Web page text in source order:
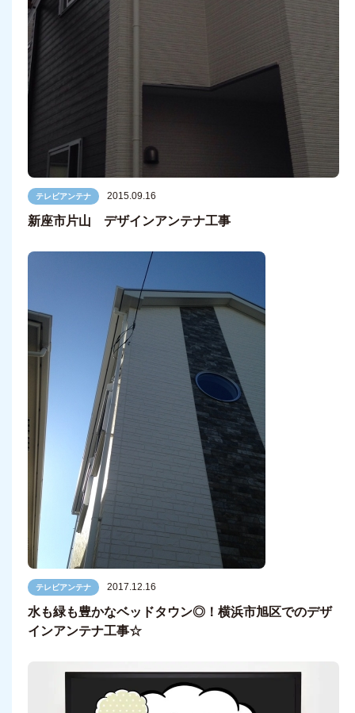
テレビアンテナ 2015.09.16
新座市片山 デザインアンテナ工事
テレビアンテナ 2017.12.16
水も緑も豊かなベッドタウン◎！横浜市旭区でのデザ
インアンテナ工事☆